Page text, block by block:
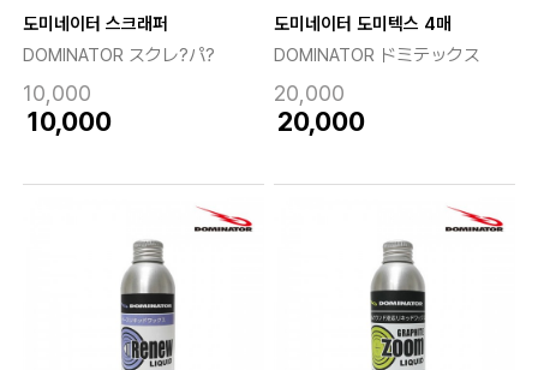
도미네이터 스크래퍼
DOMINATOR スクレ?パ?
10,000
10,000
도미네이터 도미텍스 4매
DOMINATOR ドミテックス
20,000
20,000